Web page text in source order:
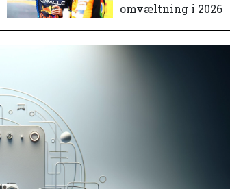
omvæltning i 2026